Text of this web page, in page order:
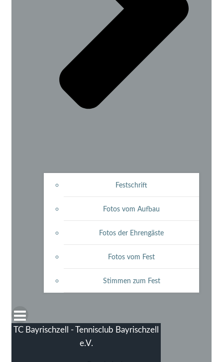
Festschrift
Fotos vom Aufbau
Fotos der Ehrengäste
Fotos vom Fest
Stimmen zum Fest
TC Bayrischzell - Tennisclub Bayrischzell
e.V.